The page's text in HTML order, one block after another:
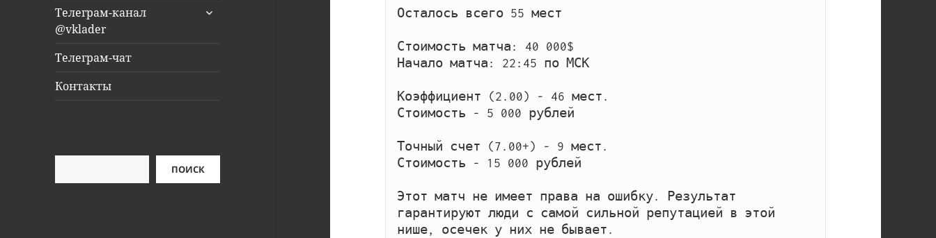
Телеграм-канал
@vklader
раскрыть
Телеграм-чат
Контакты
ПОИСК
Осталось всего 55 мест
Стоимость матча: 40 000$
Начало матча: 22:45 по МСК
Коэффициент (2.00) - 46 мест.
Стоимость - 5 000 рублей
Точный счет (7.00+) - 9 мест.
Стоимость - 15 000 рублей
Этот матч не имеет права на ошибку. Результат
гарантируют люди с самой сильной репутацией в этой
нише, осечек у них не бывает.